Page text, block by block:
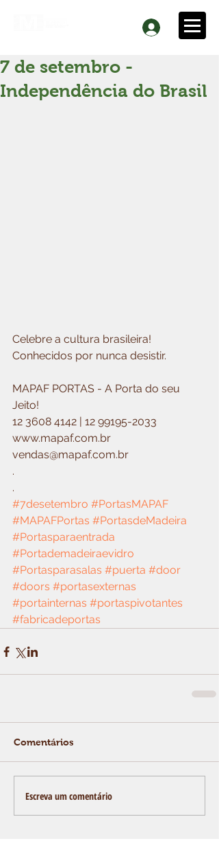
7 de setembro -
Independência do Brasil
Celebre a cultura brasileira!
Conhecidos por nunca desistir.
MAPAF PORTAS - A Porta do seu
Jeito!
12 3608 4142 | 12 99195-2033
www.mapaf.com.br
vendas@mapaf.com.br
.
.
#7desetembro #PortasMAPAF
#MAPAFPortas #PortasdeMadeira
#Portasparaentrada
#Portademadeiraevidro
#Portasparasalas #puerta #door
#doors #portasexternas
#portainternas #portaspivotantes
#fabricadeportas
Comentários
Escreva um comentário